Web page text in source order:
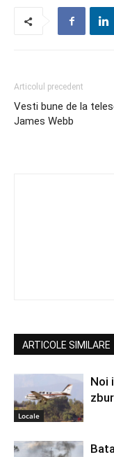
Articolul precedent
Vesti bune de la
James Webb
ARTICOLE SIMILARE
Locale
Noi